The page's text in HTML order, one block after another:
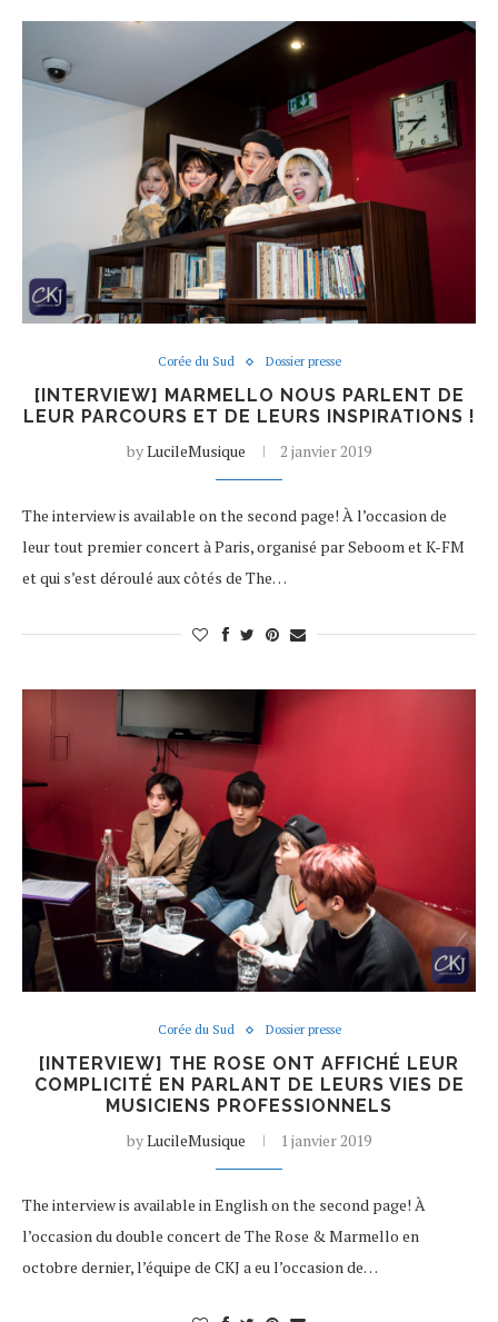
Corée du Sud Dossier presse
[INTERVIEW] MARMELLO NOUS PARLENT DE
LEUR PARCOURS ET DE LEURS INSPIRATIONS !
byLucileMusique 2 janvier 2019
The interview is available on the second page! À l’occasion de
leur tout premier concert à Paris, organisé par Seboom et K-FM
et qui s’est déroulé aux côtés de The…
Corée du Sud Dossier presse
[INTERVIEW] THE ROSE ONT AFFICHÉ LEUR
COMPLICITÉ EN PARLANT DE LEURS VIES DE
MUSICIENS PROFESSIONNELS
byLucileMusique 1 janvier 2019
The interview is available in English on the second page! À
l’occasion du double concert de The Rose & Marmello en
octobre dernier, l’équipe de CKJ a eu l’occasion de…